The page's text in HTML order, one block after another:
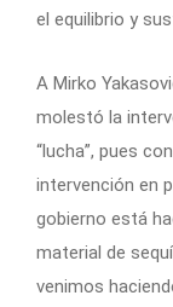
el equilibrio y
A Mirko
molestó la
“lucha”, pues
intervención en
gobierno está
material de
venimos